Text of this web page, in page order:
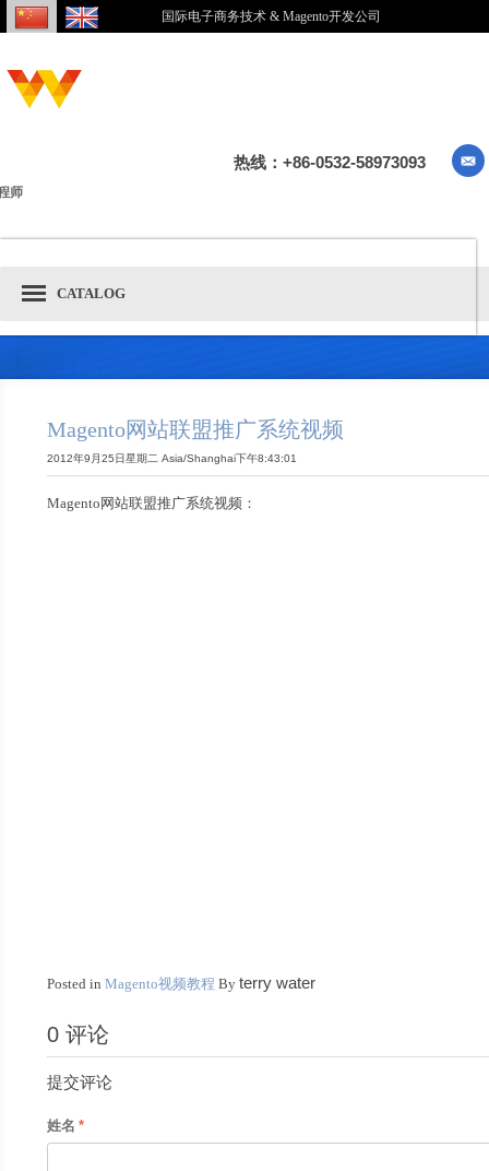
国际电子商务技术 & Magento开发公司
热线：+86-0532-58973093
师
CATALOG
Magento网站联盟推广系统视频
2012年9月25日星期二 Asia/Shanghai下午8:43:01
Magento网站联盟推广系统视频：
Posted inMagento视频教程 Byterry water
0 评论
提交评论
姓名